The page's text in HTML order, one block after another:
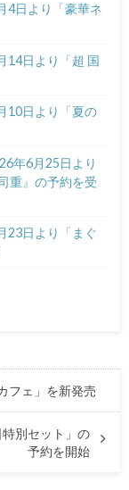
4日より「豪華ネ
14日より「超 国
10日より「夏の
年6月25日より
重』の予約を受
23日より「まぐ
フェ」を新発売
別セット」の
予約を開始